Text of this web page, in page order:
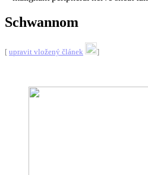
Schwannom
[ upravit vložený článek ]